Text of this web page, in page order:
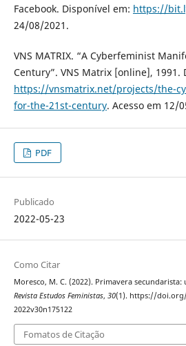
Facebook. Disponível em: https://
24/08/2021.
VNS MATRIX. “A Cyberfeminist
Century”. VNS Matrix [online], 1991.
https://vnsmatrix.net/projects/the-
for-the-21st-century. Acesso em 12/
PDF
Publicado
2022-05-23
Como Citar
Moresco, M. C. (2022). Primavera
Revista Estudos Feministas, 30(1). https://doi.org/
2022v30n175122
Fomatos de Citação